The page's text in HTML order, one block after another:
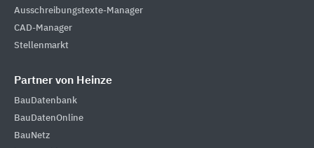
Ausschreibungstexte-Manager
CAD-Manager
Stellenmarkt
Partner von Heinze
BauDatenbank
BauDatenOnline
BauNetz